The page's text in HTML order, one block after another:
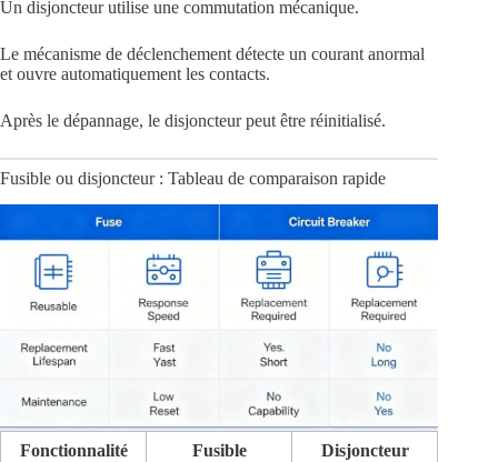
Un disjoncteur utilise une commutation mécanique.
Le mécanisme de déclenchement détecte un courant anormal
et ouvre automatiquement les contacts.
Après le dépannage, le disjoncteur peut être réinitialisé.
Fusible ou disjoncteur : Tableau de comparaison rapide
Fonctionnalité Fusible Disjoncteur